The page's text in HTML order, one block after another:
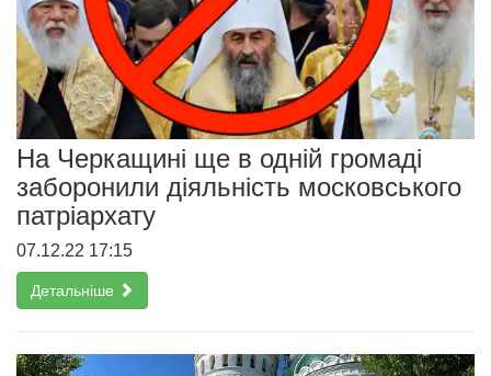
На Черкащині ще в одній громаді
заборонили діяльність московського
патріархату
07.12.22 17:15
Детальніше